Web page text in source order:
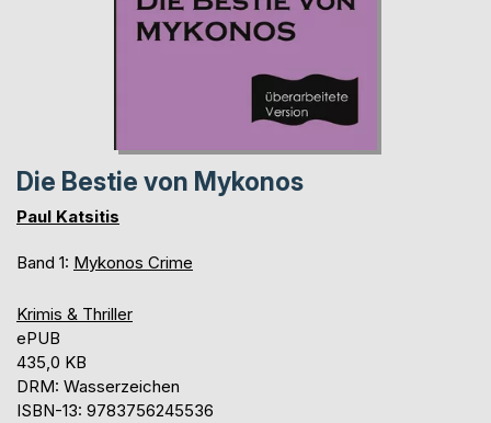
Die Bestie von Mykonos
Paul Katsitis
Band 1: Mykonos Crime
Krimis & Thriller
ePUB
435,0 KB
DRM: Wasserzeichen
ISBN-13: 9783756245536